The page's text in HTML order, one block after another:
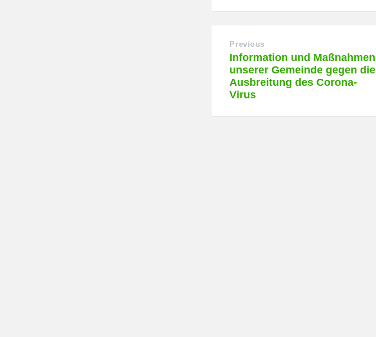
Previous
Information und Maßnahmen
unserer Gemeinde gegen die
Ausbreitung des Corona-
Virus